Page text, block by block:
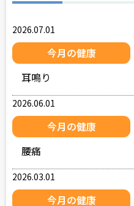
2026.07.01
今月の健康
耳鳴り
2026.06.01
今月の健康
腰痛
2026.03.01
今月の健康